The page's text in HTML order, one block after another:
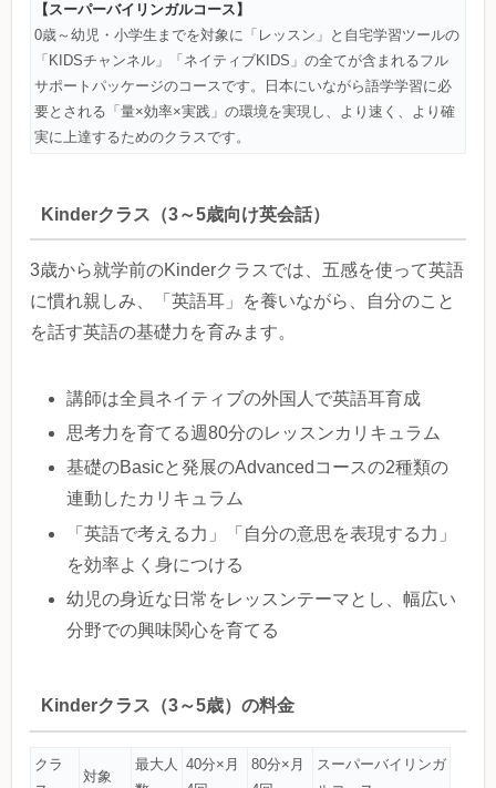
【スーパーバイリンガルコース】
0歳～幼児・小学生までを対象に「レッスン」と自宅学習ツールの
「KIDSチャンネル」「ネイティブKIDS」の全てが含まれるフル
サポートパッケージのコースです。日本にいながら語学学習に必
要とされる「量×効率×実践」の環境を実現し、より速く、より確
実に上達するためのクラスです。
Kinderクラス（3～5歳向け英会話）
3歳から就学前のKinderクラスでは、五感を使って英語
に慣れ親しみ、「英語耳」を養いながら、自分のこと
を話す英語の基礎力を育みます。
講師は全員ネイティブの外国人で英語耳育成
思考力を育てる週80分のレッスンカリキュラム
基礎のBasicと発展のAdvancedコースの2種類の
連動したカリキュラム
「英語で考える力」「自分の意思を表現する力」
を効率よく身につける
幼児の身近な日常をレッスンテーマとし、幅広い
分野での興味関心を育てる
Kinderクラス（3～5歳）の料金
クラ
対象
最大人
40分×月
80分×月
スーパーバイリンガ